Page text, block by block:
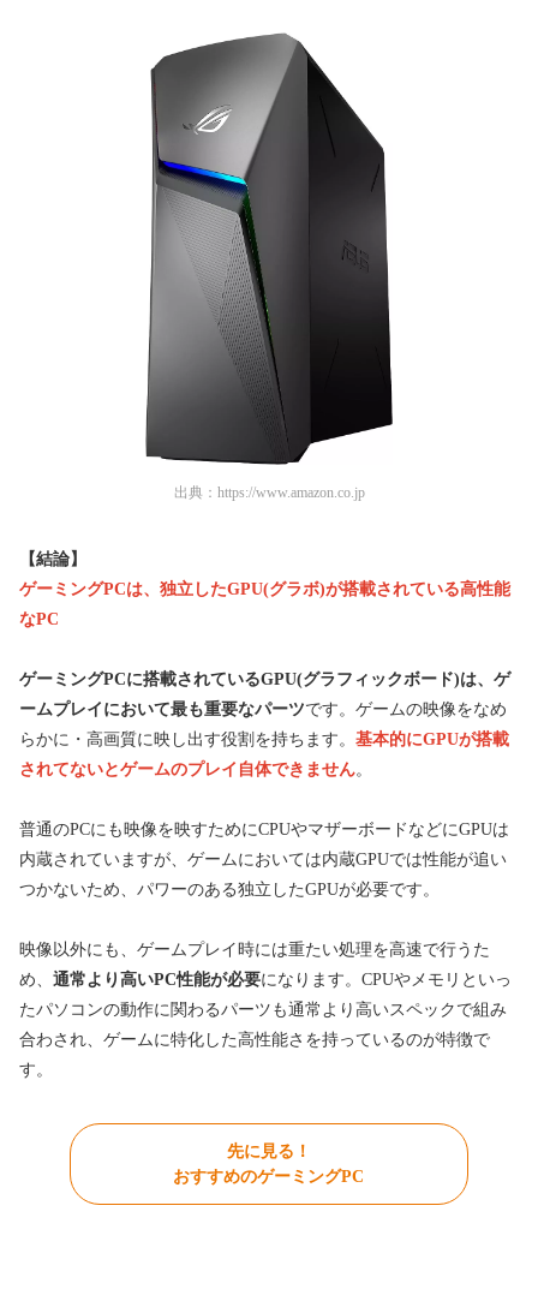
出典： https://www.amazon.co.jp
【結論】
ゲーミングPCは、独立したGPU(グラボ)が搭載されている高性能
なPC
ゲーミングPCに搭載されているGPU(グラフィックボード)は、ゲ
ームプレイにおいて最も重要なパーツです。ゲームの映像をなめ
らかに・高画質に映し出す役割を持ちます。 基本的にGPUが搭載
されてないとゲームのプレイ自体できません。
普通のPCにも映像を映すためにCPUやマザーボードなどにGPUは
内蔵されていますが、ゲームにおいては内蔵GPUでは性能が追い
つかないため、パワーのある独立したGPUが必要です。
映像以外にも、ゲームプレイ時には重たい処理を高速で行うた
め、 通常より高いPC性能が必要になります。CPUやメモリといっ
たパソコンの動作に関わるパーツも通常より高いスペックで組み
合わされ、ゲームに特化した高性能さを持っているのが特徴で
す。
先に見る！
おすすめのゲーミングPC